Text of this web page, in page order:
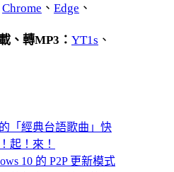
Chrome 、 Edge 、
、轉MP3： YT1s 、
「經典台語歌曲」快
起！來！
10 的 P2P 更新模式